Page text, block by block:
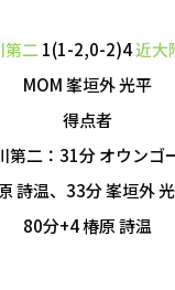
第二 1(1-2,0-2)4近大
MOM 峯垣外 光平
得点者
第二：31分 オウンゴ
詩温、33分 峯垣外 光
80分+4 椿原 詩温